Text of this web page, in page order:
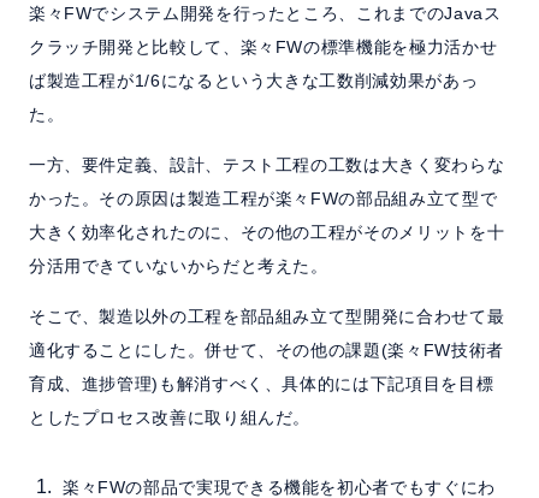
楽々FWでシステム開発を行ったところ、これまでのJavaス
クラッチ開発と比較して、楽々FWの標準機能を極力活かせ
ば製造工程が1/6になるという大きな工数削減効果があっ
た。
一方、要件定義、設計、テスト工程の工数は大きく変わらな
かった。その原因は製造工程が楽々FWの部品組み立て型で
大きく効率化されたのに、その他の工程がそのメリットを十
分活用できていないからだと考えた。
そこで、製造以外の工程を部品組み立て型開発に合わせて最
適化することにした。併せて、その他の課題(楽々FW技術者
育成、進捗管理)も解消すべく、具体的には下記項目を目標
としたプロセス改善に取り組んだ。
楽々FWの部品で実現できる機能を初心者でもすぐにわ